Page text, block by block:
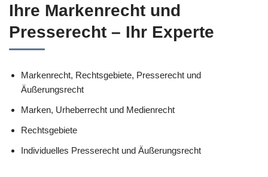
Ihre Markenrecht und
Presserecht – Ihr Experte
Markenrecht, Rechtsgebiete, Presserecht und
Äußerungsrecht
Marken, Urheberrecht und Medienrecht
Rechtsgebiete
Individuelles Presserecht und Äußerungsrecht